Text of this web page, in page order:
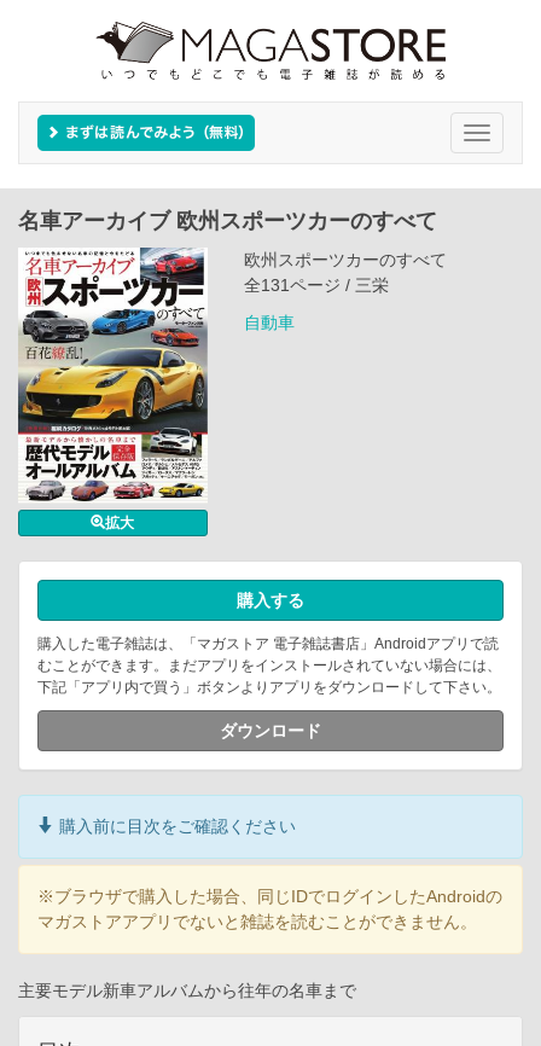
Toggle
名車アーカイブ 欧州スポーツカーのすべて
拡大
欧州スポーツカーのすべて
全131ページ / 三栄
自動車
購入する
購入した電子雑誌は、「マガストア 電子雑誌書店」Androidアプリで読
むことができます。まだアプリをインストールされていない場合には、
下記「アプリ内で買う」ボタンよりアプリをダウンロードして下さい。
ダウンロード
購入前に目次をご確認ください
※ブラウザで購入した場合、同じIDでログインしたAndroidの
マガストアアプリでないと雑誌を読むことができません。
主要モデル新車アルバムから往年の名車まで